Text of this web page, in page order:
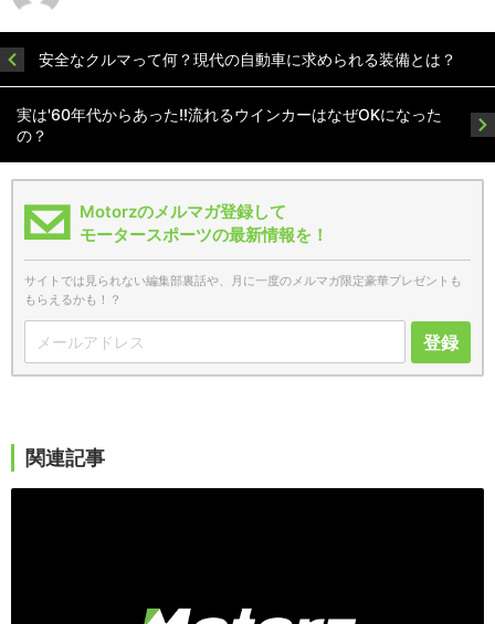
安全なクルマって何？現代の自動車に求められる装備とは？
実は'60年代からあった!!流れるウインカーはなぜOKになった
の？
Motorzのメルマガ登録して
モータースポーツの最新情報を！
サイトでは見られない編集部裏話や、月に一度のメルマガ限定豪華プレゼントも
もらえるかも！？
登録
関連記事